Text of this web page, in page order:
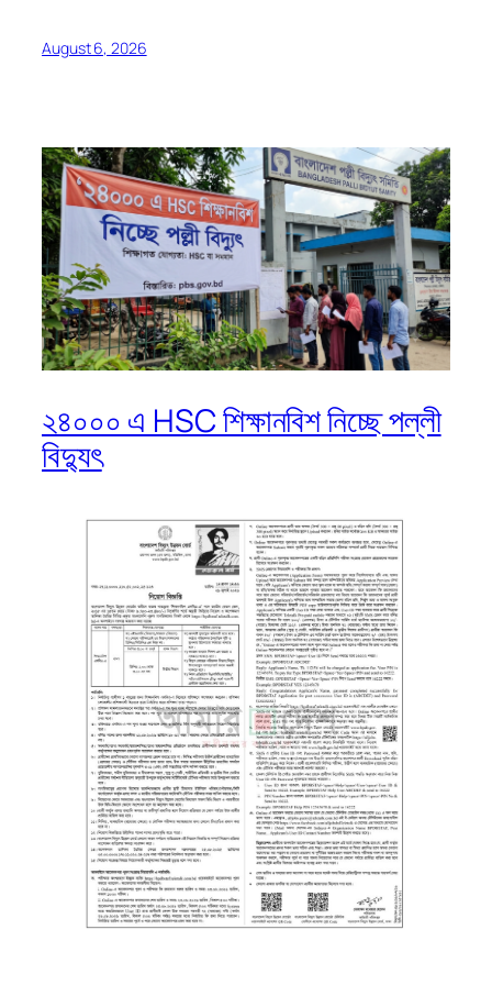
August 6, 2026
২৪০০০ এ HSC শিক্ষানবিশ নিচ্ছে পল্লী
বিদ্যুৎ